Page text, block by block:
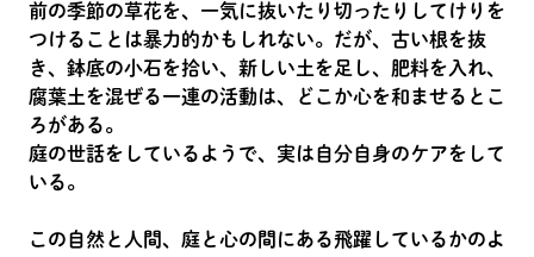
前の季節の草花を、一気に抜いたり切ったりしてけりを
つけることは暴力的かもしれない。だが、古い根を抜
き、鉢底の小石を拾い、新しい土を足し、肥料を入れ、
腐葉土を混ぜる一連の活動は、どこか心を和ませるとこ
ろがある。
庭の世話をしているようで、実は自分自身のケアをして
いる。
この自然と人間、庭と心の間にある飛躍しているかのよ